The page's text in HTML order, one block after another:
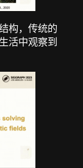
构，传统的
活中观察到